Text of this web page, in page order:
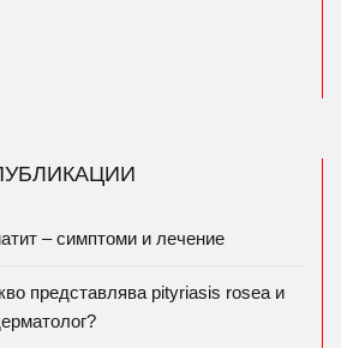
– симптоми и лечение
представлява pityriasis rosea и